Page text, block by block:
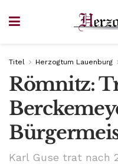
Titel Herzogtum Lauenburg
Römnitz:
Karl Guse trat nach